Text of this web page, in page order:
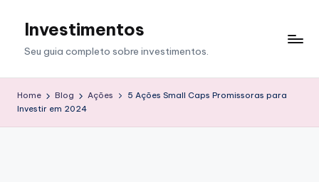
Investimentos
Seu guia completo sobre investimentos.
Home Blog Ações
5 Ações Small Caps Promissoras para
Investir em 2024